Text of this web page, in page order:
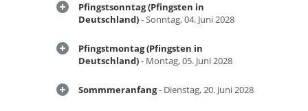
Pfingstsonntag (Pfingsten in
Deutschland)- Sonntag, 04. Juni 2028
Pfingstmontag (Pfingsten in
Deutschland)- Montag, 05. Juni 2028
Sommmeranfang- Dienstag, 20. Juni 2028